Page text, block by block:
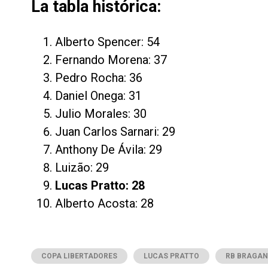
La tabla histórica:
Alberto Spencer: 54
Fernando Morena: 37
Pedro Rocha: 36
Daniel Onega: 31
Julio Morales: 30
Juan Carlos Sarnari: 29
Anthony De Ávila: 29
Luizão: 29
Lucas Pratto: 28
Alberto Acosta: 28
COPA LIBERTADORES LUCAS PRATTO RB